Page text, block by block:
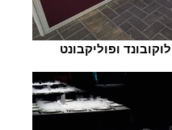
ופוליקבונט